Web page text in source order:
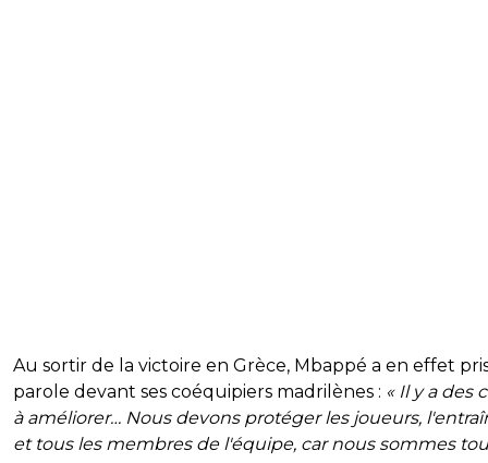
Au sortir de la victoire en Grèce, Mbappé a en effet
parole devant ses coéquipiers madrilènes : « Il y a des
à améliorer… Nous devons protéger les joueurs,
et tous les membres de l'équipe, car nous sommes